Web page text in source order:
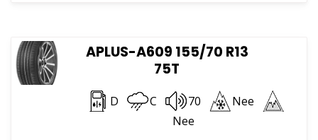
APLUS-A609 155/70 R13
75T
D C 70
Nee
Nee